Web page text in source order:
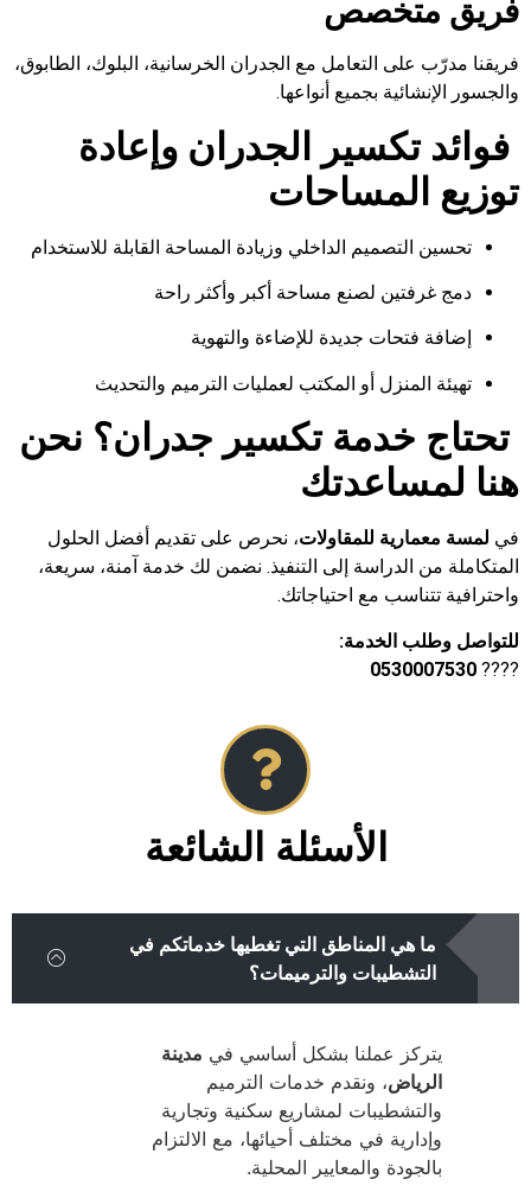
فريق متخصص
فريقنا مدرّب على التعامل مع الجدران الخرسانية، البلوك، الطابوق،
والجسور الإنشائية بجميع أنواعها.
فوائد تكسير الجدران وإعادة
توزيع المساحات
تحسين التصميم الداخلي وزيادة المساحة القابلة للاستخدام
دمج غرفتين لصنع مساحة أكبر وأكثر راحة
إضافة فتحات جديدة للإضاءة والتهوية
تهيئة المنزل أو المكتب لعمليات الترميم والتحديث
تحتاج خدمة تكسير جدران؟ نحن
هنا لمساعدتك
في لمسة معمارية للمقاولات، نحرص على تقديم أفضل الحلول
المتكاملة من الدراسة إلى التنفيذ. نضمن لك خدمة آمنة، سريعة،
واحترافية تتناسب مع احتياجاتك.
للتواصل وطلب الخدمة:
????
0530007530
الأسئلة الشائعة
ما هي المناطق التي تغطيها خدماتكم في
التشطيبات والترميمات؟
يتركز عملنا بشكل أساسي في مدينة
الرياض، ونقدم خدمات الترميم
والتشطيبات لمشاريع سكنية وتجارية
وإدارية في مختلف أحيائها، مع الالتزام
بالجودة والمعايير المحلية.